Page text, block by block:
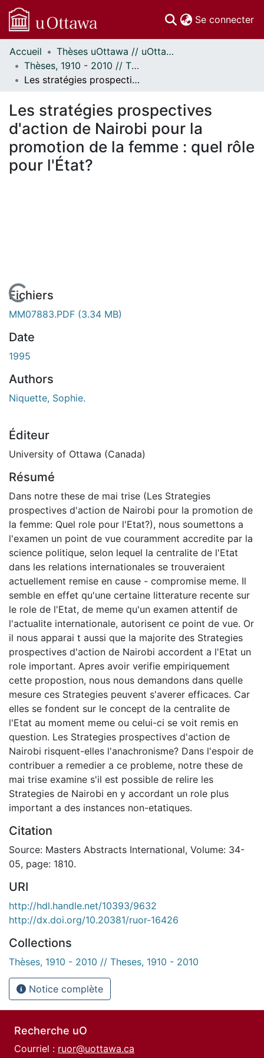
Se connecter
Communautés
et collections
Parcourir
À propos
Accueil
Thèses uOttawa // uOttawa Theses
Thèses, 1910 - 2010 // Theses, 1910 - 2010
Les stratégies prospectives d'action de Nairobi pour la promotion de la femme : quel rôle pour l'État?
Les stratégies prospectives
d'action de Nairobi pour la
promotion de la femme : quel rôle
pour l'État?
En cours de chargement...
Fichiers
MM07883.PDF (3.34 MB)
Date
1995
Authors
Niquette, Sophie.
Éditeur
University of Ottawa (Canada)
Résumé
Dans notre these de mai trise (Les Strategies
prospectives d'action de Nairobi pour la promotion de
la femme: Quel role pour l'Etat?), nous soumettons a
l'examen un point de vue couramment accredite par la
science politique, selon lequel la centralite de l'Etat
dans les relations internationales se trouveraient
actuellement remise en cause - compromise meme. Il
semble en effet qu'une certaine litterature recente sur
le role de l'Etat, de meme qu'un examen attentif de
l'actualite internationale, autorisent ce point de vue. Or
il nous apparai t aussi que la majorite des Strategies
prospectives d'action de Nairobi accordent a l'Etat un
role important. Apres avoir verifie empiriquement
cette propostion, nous nous demandons dans quelle
mesure ces Strategies peuvent s'averer efficaces. Car
elles se fondent sur le concept de la centralite de
l'Etat au moment meme ou celui-ci se voit remis en
question. Les Strategies prospectives d'action de
Nairobi risquent-elles l'anachronisme? Dans l'espoir de
contribuer a remedier a ce probleme, notre these de
mai trise examine s'il est possible de relire les
Strategies de Nairobi en y accordant un role plus
important a des instances non-etatiques.
Citation
Source: Masters Abstracts International, Volume: 34-
05, page: 1810.
URI
http://hdl.handle.net/10393/9632
http://dx.doi.org/10.20381/ruor-16426
Collections
Thèses, 1910 - 2010 // Theses, 1910 - 2010
Notice complète
Recherche uO
Courriel : ruor@uottawa.ca